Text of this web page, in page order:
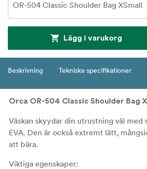
Lägg i varukorg
Beskrivning Tekniska specifikationer
Orca OR-504 Classic Shoulder Bag
Väskan skyydar din utrustning väl med
EVA. Den är också extremt lätt,
att bära.
Viktiga egenskaper: